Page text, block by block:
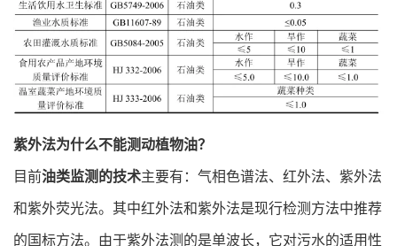
紫外法为什么不能测动植物油？
目前油类监测的技术主要有：气相色谱法、红外法、紫外法
和紫外荧光法。其中红外法和紫外法是现行检测方法中推荐
的国标方法。由于紫外法测的是单波长，它对污水的适用性